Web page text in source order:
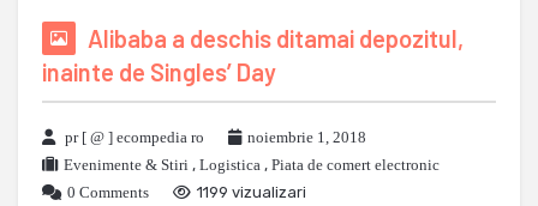
Alibaba a deschis ditamai depozitul,
inainte de Singles’ Day
pr [ @ ] ecompedia ro
noiembrie 1, 2018
Evenimente & Stiri , Logistica , Piata de comert electronic
0 Comments
1199 vizualizari